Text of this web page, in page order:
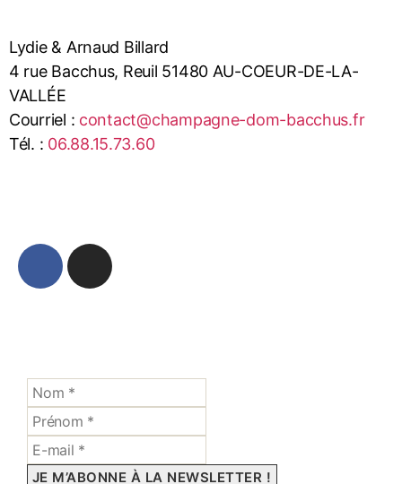
Lydie & Arnaud Billard
4 rue Bacchus, Reuil 51480 AU-COEUR-DE-LA-
VALLÉE
Courriel : contact@champagne-dom-bacchus.fr
Tél. : 06.88.15.73.60